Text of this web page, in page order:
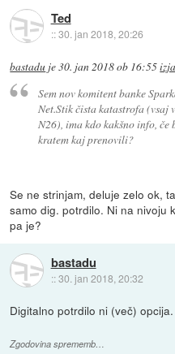
Ted
::30. jan 2018, 20:26
bastadu je30. jan 2018 ob 16:55
Sem nov komitent banke
Net.Stik čista katastrofa
N26), ima kdo kakšno info, če
kratem kaj prenovili?
Se ne strinjam, deluje zelo ok,
samo dig. potrdilo. Ni na nivoju
pa je?
bastadu
::30. jan 2018, 20:32
Digitalno potrdilo ni (več) opcija.
Zgodovina sprememb…